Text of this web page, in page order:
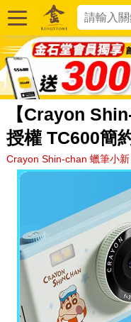
【Crayon
授權 TC600簡
Crayon Shin-chan 蠟筆小